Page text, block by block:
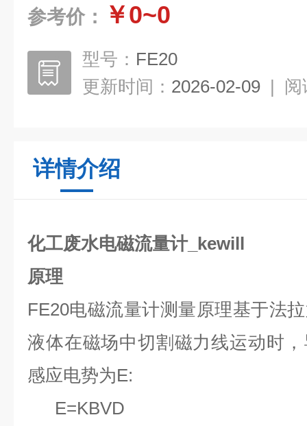
参考价： ￥0~0
型号： FE20
更新时间： 2026-02-09 | 阅
详情介绍
化工废水电磁流量计_kewill
原理
FE20电磁流量计测量原理基于法
液体在磁场中切割磁力线运动时
感应电势为E:
E=KBVD